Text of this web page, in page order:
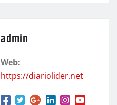
admin
Web:
https://diariolider.net